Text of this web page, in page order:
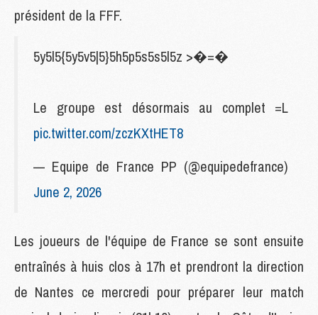
président de la FFF.
5y5l5{5y5v5|5}5h5p5s5s5l5z >�=�
Le groupe est désormais au complet =L
pic.twitter.com/zczKXtHET8
— Equipe de France PP (@equipedefrance)
June 2, 2026
Les joueurs de l'équipe de France se sont ensuite
entraînés à huis clos à 17h et prendront la direction
de Nantes ce mercredi pour préparer leur match